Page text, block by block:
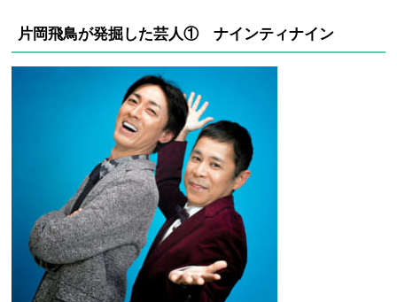
片岡飛鳥が発掘した芸人① ナインティナイン